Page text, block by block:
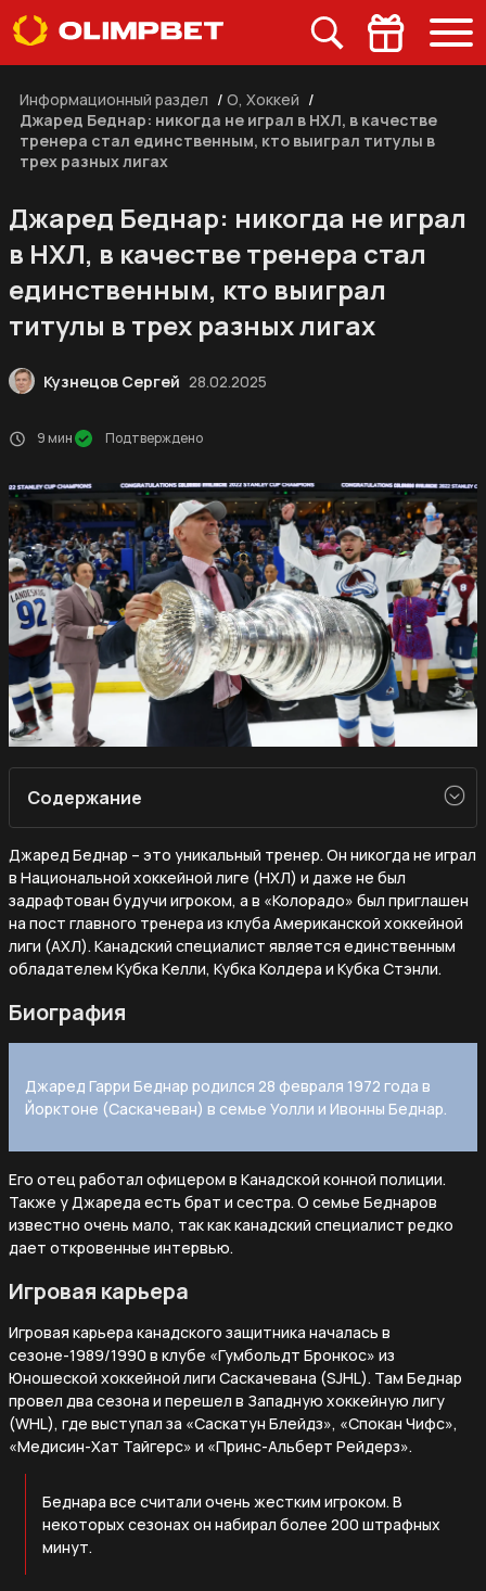
Информационный раздел / О, Хоккей /
Джаред Беднар: никогда не играл в НХЛ, в качестве
тренера стал единственным, кто выиграл титулы в
трех разных лигах
Джаред Беднар: никогда не играл
в НХЛ, в качестве тренера стал
единственным, кто выиграл
титулы в трех разных лигах
Кузнецов Сергей 28.02.2025
9 мин Подтверждено
Содержание
Джаред Беднар – это уникальный тренер. Он никогда не играл
в Национальной хоккейной лиге (НХЛ) и даже не был
задрафтован будучи игроком, а в «Колорадо» был приглашен
на пост главного тренера из клуба Американской хоккейной
лиги (АХЛ). Канадский специалист является единственным
обладателем Кубка Келли, Кубка Колдера и Кубка Стэнли.
Биография
Джаред Гарри Беднар родился 28 февраля 1972 года в
Йорктоне (Саскачеван) в семье Уолли и Ивонны Беднар.
Его отец работал офицером в Канадской конной полиции.
Также у Джареда есть брат и сестра. О семье Беднаров
известно очень мало, так как канадский специалист редко
дает откровенные интервью.
Игровая карьера
Игровая карьера канадского защитника началась в
сезоне-1989/1990 в клубе «Гумбольдт Бронкос» из
Юношеской хоккейной лиги Саскачевана (SJHL). Там Беднар
провел два сезона и перешел в Западную хоккейную лигу
(WHL), где выступал за «Саскатун Блейдз», «Спокан Чифс»,
«Медисин-Хат Тайгерс» и «Принс-Альберт Рейдерз».
Беднара все считали очень жестким игроком. В
некоторых сезонах он набирал более 200 штрафных
минут.